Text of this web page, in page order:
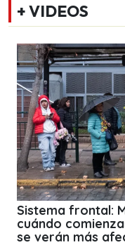
+ VIDEOS
Sistema frontal:
cuándo
se verán más